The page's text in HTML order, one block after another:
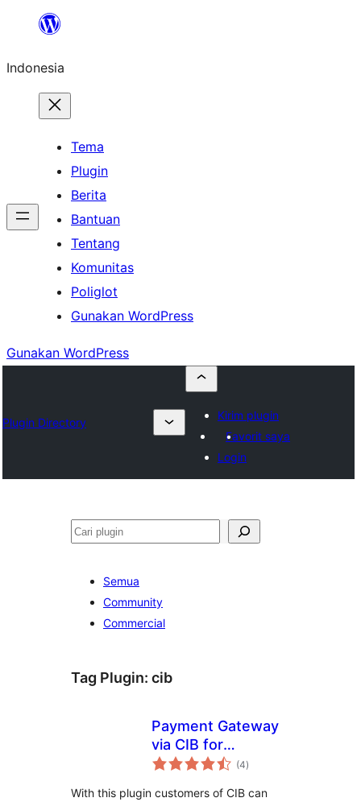
Lewati
konten
Indonesia
Tema
Plugin
Berita
Bantuan
Tentang
Komunitas
Poliglot
Gunakan WordPress
Gunakan WordPress
Plugin Directory
Kirim plugin
Favorit saya
Login
Cari
Semua
Community
Commercial
Tag Plugin: cib
Payment Gateway
via CIB for
WooCommerce
(4total
rating
)
With this plugin customers of CIB can